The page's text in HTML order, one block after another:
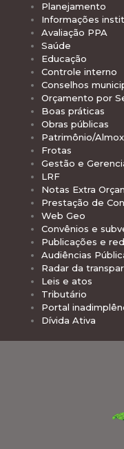
Planejamento
Informações
Avaliação PPA
Saúde
Educação
Controle interno
Conselhos
Orçamento por
Boas práticas
Obras públicas
Patrimônio/
Frotas
Gestão e
LRF
Notas Extra
Prestação de
Web Geo
Convênios e
Publicações e
Audiências
Radar da
Leis e atos
Tributário
Portal
Dívida Ativa